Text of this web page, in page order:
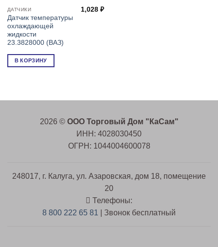
ДАТЧИКИ
Датчик температуры
охлаждающей
жидкости
23.3828000 (ВАЗ)
1,028₽
В КОРЗИНУ
2026 © ООО Торговый Дом "КаСам"
ИНН: 4028030450
ОГРН: 1044004600078
248017, г. Калуга, ул. Азаровская, дом 18, помещение
20
Телефоны:
8 800 222 65 81 | Звонок бесплатный